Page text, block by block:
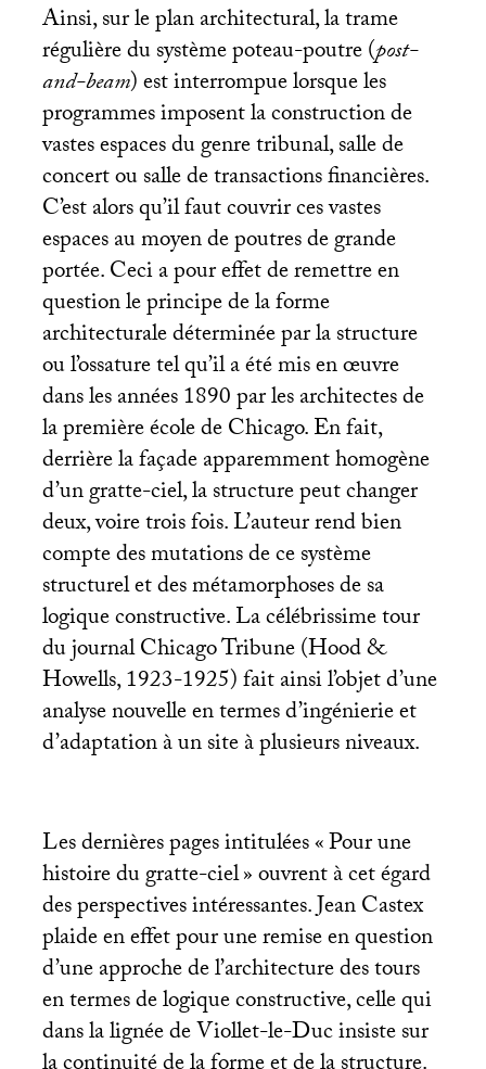
Ainsi, sur le plan architectural, la trame
régulière du système poteau-poutre (post-
and-beam) est interrompue lorsque les
programmes imposent la construction de
vastes espaces du genre tribunal, salle de
concert ou salle de transactions financières.
C’est alors qu’il faut couvrir ces vastes
espaces au moyen de poutres de grande
portée. Ceci a pour effet de remettre en
question le principe de la forme
architecturale déterminée par la structure
ou l’ossature tel qu’il a été mis en œuvre
dans les années 1890 par les architectes de
la première école de Chicago. En fait,
derrière la façade apparemment homogène
d’un gratte-ciel, la structure peut changer
deux, voire trois fois. L’auteur rend bien
compte des mutations de ce système
structurel et des métamorphoses de sa
logique constructive. La célébrissime tour
du journal Chicago Tribune (Hood &
Howells, 1923-1925) fait ainsi l’objet d’une
analyse nouvelle en termes d’ingénierie et
d’adaptation à un site à plusieurs niveaux.
Les dernières pages intitulées «Pour une
histoire du gratte-ciel» ouvrent à cet égard
des perspectives intéressantes. Jean Castex
plaide en effet pour une remise en question
d’une approche de l’architecture des tours
en termes de logique constructive, celle qui
dans la lignée de Viollet-le-Duc insiste sur